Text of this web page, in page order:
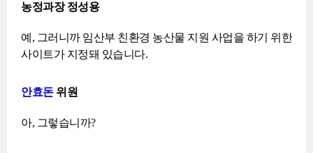
농정과장 정성용
예, 그러니까 임산부 친환경 농산물 지원 사업을 하기 위한
사이트가 지정돼 있습니다.
안효돈위원
아, 그렇습니까?